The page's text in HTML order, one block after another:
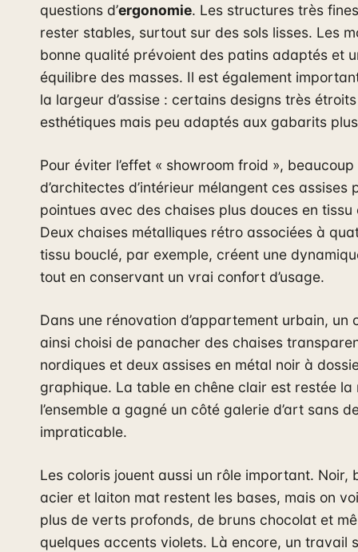
questions d’ergonomie. Les structures très
rester stables, surtout sur des sols lisses. Les
bonne qualité prévoient des patins adaptés et
équilibre des masses. Il est également
la largeur d’assise : certains designs très
esthétiques mais peu adaptés aux gabarits
Pour éviter l’effet « showroom froid », beaucoup
d’architectes d’intérieur mélangent ces assises
pointues avec des chaises plus douces en tissu
Deux chaises métalliques rétro associées à
tissu bouclé, par exemple, créent une
tout en conservant un vrai confort d’usage.
Dans une rénovation d’appartement urbain, un
ainsi choisi de panacher des chaises
nordiques et deux assises en métal noir à
graphique. La table en chêne clair est restée la
l’ensemble a gagné un côté galerie d’art sans
impraticable.
Les coloris jouent aussi un rôle important. Noir,
acier et laiton mat restent les bases, mais on
plus de verts profonds, de bruns chocolat et
quelques accents violets. Là encore, un travail